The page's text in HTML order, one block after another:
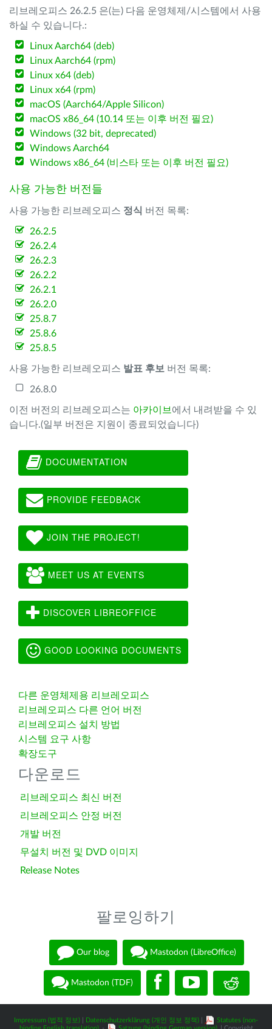
리브레오피스 26.2.5 은(는) 다음 운영체제/시스템에서 사용
하실 수 있습니다.:
Linux Aarch64 (deb)
Linux Aarch64 (rpm)
Linux x64 (deb)
Linux x64 (rpm)
macOS (Aarch64/Apple Silicon)
macOS x86_64 (10.14 또는 이후 버전 필요)
Windows (32 bit, deprecated)
Windows Aarch64
Windows x86_64 (비스타 또는 이후 버전 필요)
사용 가능한 버전들
사용 가능한 리브레오피스 정식 버전 목록:
26.2.5
26.2.4
26.2.3
26.2.2
26.2.1
26.2.0
25.8.7
25.8.6
25.8.5
사용 가능한 리브레오피스 발표 후보 버전 목록:
26.8.0
이전 버전의 리브레오피스는 아카이브 에서 내려받을 수 있
습니다.(일부 버전은 지원이 종료되었습니다)
DOCUMENTATION
PROVIDE FEEDBACK
JOIN THE PROJECT!
MEET US AT EVENTS
DISCOVER LIBREOFFICE
GOOD LOOKING DOCUMENTS
다른 운영체제용 리브레오피스
리브레오피스 다른 언어 버전
리브레오피스 설치 방법
시스템 요구 사항
확장도구
다운로드
리브레오피스 최신 버전
리브레오피스 안정 버전
개발 버전
무설치 버전 및 DVD 이미지
Release Notes
팔로잉하기
Our blog Mastodon (LibreOffice)
Mastodon (TDF)
Impressum (법적 정보) Datenschutzerklärung (개인 정보 정책)
Statutes (non-